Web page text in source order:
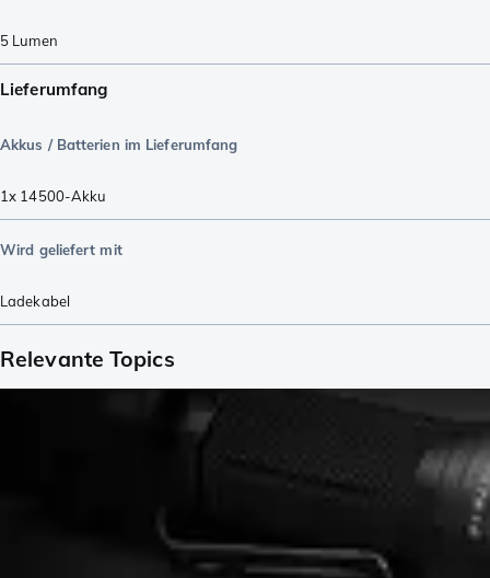
5 Lumen
Lieferumfang
Akkus / Batterien im Lieferumfang
1x 14500-Akku
Wird geliefert mit
Ladekabel
Relevante Topics